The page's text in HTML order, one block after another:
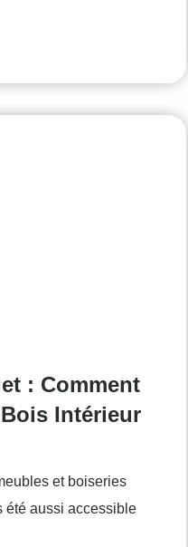
: Comment
Intérieur
et boiseries
été aussi accessible